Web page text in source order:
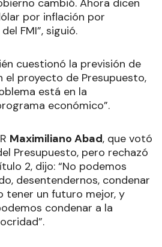
cambió. Ahora dicen
por inflación por
FMI”, siguió.
cuestionó la previsión de
el proyecto de Presupuesto,
está en la
económico”.
Maximiliano Abad, que votó
Presupuesto, pero rechazó
2, dijo: “No podemos
desentendernos, condenar
tener un futuro mejor, y
condenar a la